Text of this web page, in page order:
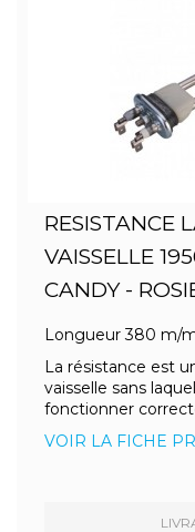
RESISTANCE
VAISSELLE
CANDY -
Longueur 380 m/
La résistance est
vaisselle sans
fonctionner
VOIR LA FICHE